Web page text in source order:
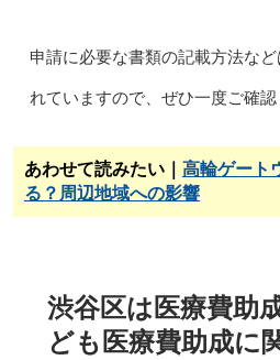
申請に必要な書類の記載方法な
れていますので、ぜひ一度ご確認
あわせて読みたい｜ 高輪ゲート
る？周辺地域への影響
渋谷区は医療費助
ども医療費助成に